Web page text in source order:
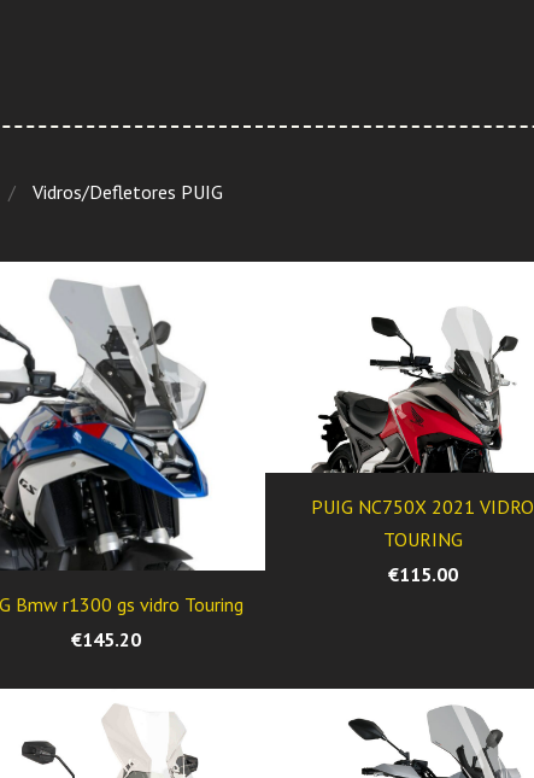
Vidros/Defletores PUIG
Bmw r1300 gs vidro Touring
€145.20
PUIG NC750X 2021 VIDRO
TOURING
€115.00